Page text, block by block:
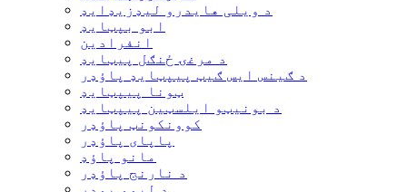
د ویلی هایدرو لیډزیډایډ
ابو بپټایډ
انفرادین
د مرغۍ ځنګل پیټایډ
د ګینس ایس ګیټ پیپټایډ پاؤډر
ټونا پیپټایډ
د بونیټو ایلسټین پیپټایډ
کوونکونټ پاؤډر
پاپای پاؤډر
مانو پاؤډ
د نارنج پاؤډر
د لیمو پوډر